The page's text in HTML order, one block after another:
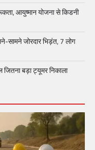
आयुष्मान योजना से किडनी
सामने जोरदार भिड़ंत, 7 लोग
बड़ा ट्यूमर निकाला